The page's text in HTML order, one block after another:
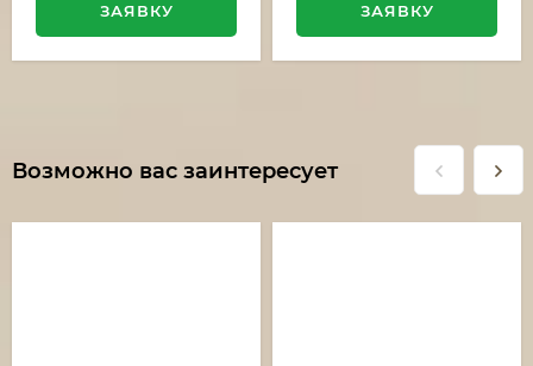
ЗАЯВКУ
ЗАЯВКУ
Возможно вас заинтересует